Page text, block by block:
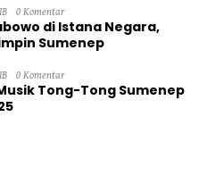
0 Komentar
di Istana Negara,
Sumenep
0 Komentar
Tong-Tong Sumenep